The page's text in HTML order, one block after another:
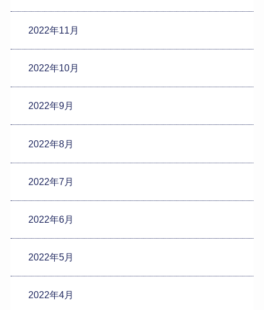
2022年11月
2022年10月
2022年9月
2022年8月
2022年7月
2022年6月
2022年5月
2022年4月